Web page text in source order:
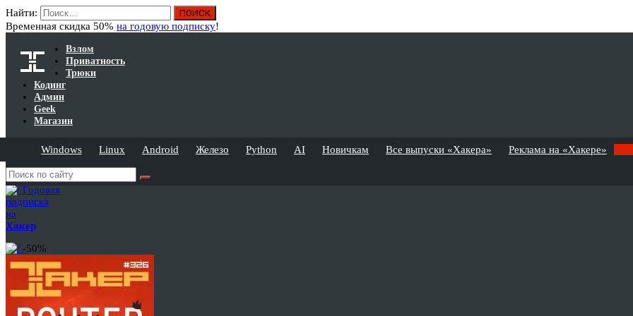
Найти:
Временная скидка 50% на годовую подписку!
Взлом
Приватность
Трюки
Кодинг
Админ
Geek
Магазин
Windows Linux Android Железо Python AI Новичкам Все выпуски «Хакера» Реклама на «Хакере»
Годовая
подписка
на
Хакер
-50%